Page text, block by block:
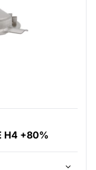
H4 +80%